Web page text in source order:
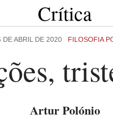
Crítica
DE ABRIL DE 2020 FILOSOFIA
Artur Polónio